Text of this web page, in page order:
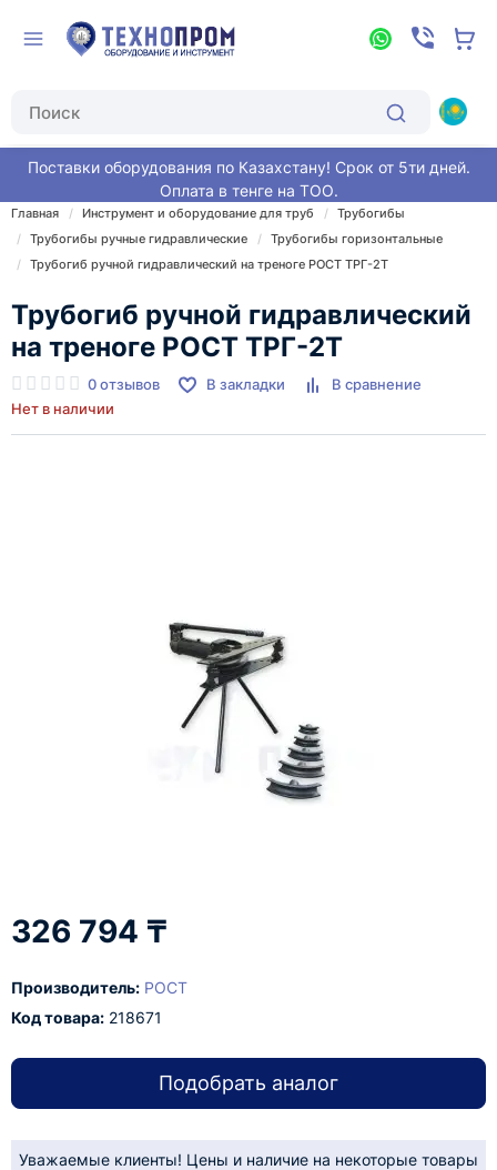
Поставки оборудования по Казахстану! Срок от 5ти дней.
Оплата в тенге на ТОО.
Главная Инструмент и оборудование для труб
Трубогибы
Трубогибы ручные гидравлические
Трубогибы горизонтальные
Трубогиб ручной гидравлический на треноге РОСТ ТРГ-2Т
Трубогиб ручной гидравлический
на треноге РОСТ ТРГ-2Т
0 отзывов В закладки
В сравнение
Нет в наличии
326 794 ₸
Производитель: РОСТ
Код товара: 218671
Подобрать аналог
Уважаемые клиенты! Цены и наличие на некоторые товары